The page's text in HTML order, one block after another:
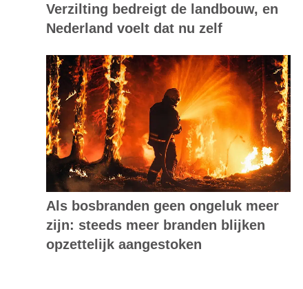
Verzilting bedreigt de landbouw, en
Nederland voelt dat nu zelf
Als bosbranden geen ongeluk meer
zijn: steeds meer branden blijken
opzettelijk aangestoken